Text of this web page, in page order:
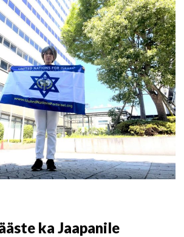
ka Jaapanile